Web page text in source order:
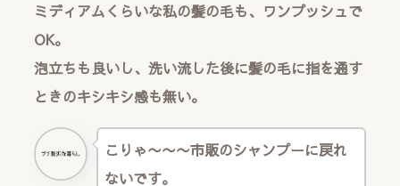
ミディアムくらいな私の髪の毛も、ワンプッシュで
OK。
泡立ちも良いし、洗い流した後に髪の毛に指を通す
ときのキシキシ感も無い。
こりゃ〜〜〜市販のシャンプーに戻れ
ないです。